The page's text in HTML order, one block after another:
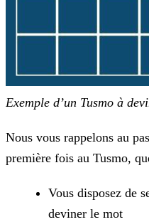
Exemple d’un Tusmo à
Nous vous rappelons au
première fois au Tusmo,
Vous disposez de
deviner le mot